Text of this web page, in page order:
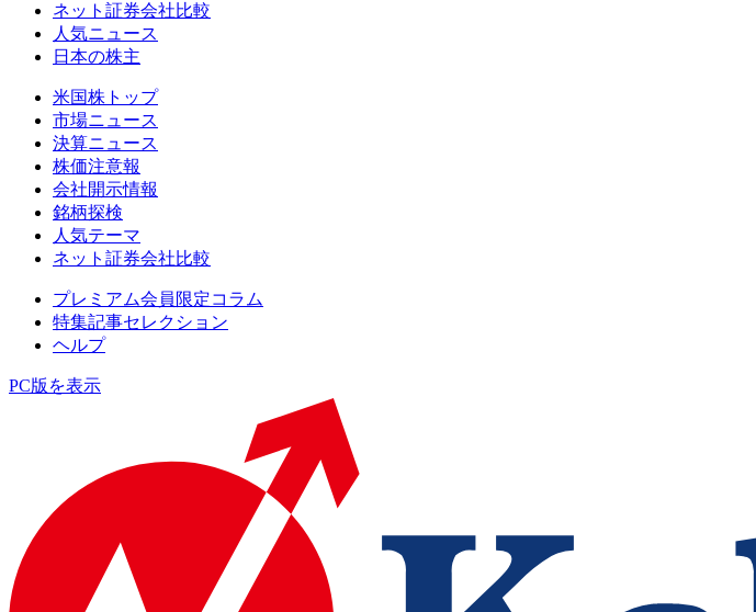
ネット証券会社比較
人気ニュース
日本の株主
米国株トップ
市場ニュース
決算ニュース
株価注意報
会社開示情報
銘柄探検
人気テーマ
ネット証券会社比較
プレミアム会員限定コラム
特集記事セレクション
ヘルプ
PC版を表示